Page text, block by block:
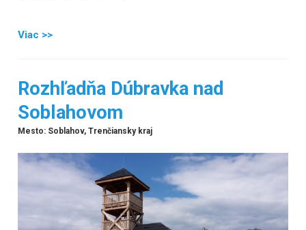
Viac >>
Rozhľadňa Dúbravka nad
Soblahovom
Mesto: Soblahov, Trenčiansky kraj